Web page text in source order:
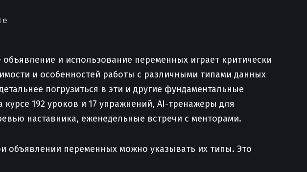
и использование переменных играет критически
и особенностей работы с различными типами данных
погрузиться в эти и другие фундаментальные
курсе 192 уроков и 17 упражнений, AI-тренажеры для
наставника, еженедельные встречи с менторами.
объявлении переменных можно указывать их типы. Это